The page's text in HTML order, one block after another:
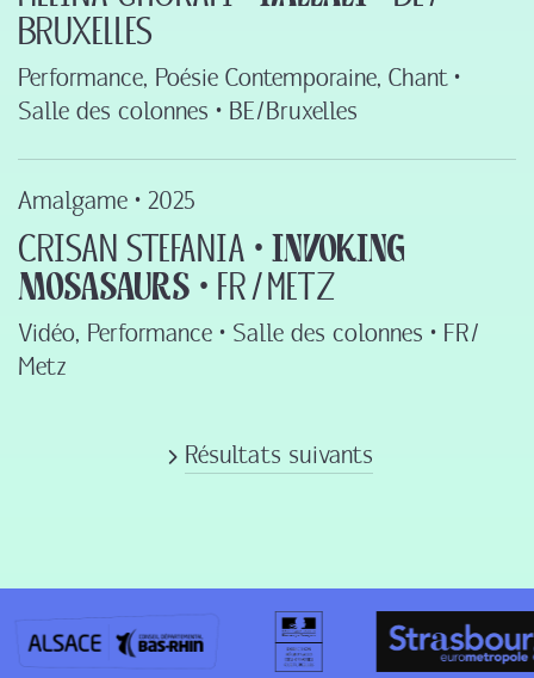
Bruxelles
Performance, Poésie Contemporaine, Chant •
Salle des colonnes • BE ‍/‍ Bruxelles
Amalgame • 2025
Crisan Stefania ‍•‍ Invoking
Mosasaurs ‍•‍ FR ‍/‍ Metz
Vidéo, Performance • Salle des colonnes • FR ‍/‍
Metz
Résultats suivants